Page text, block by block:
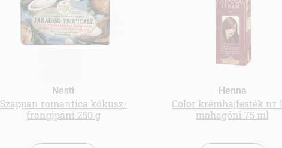
Nesti
Szappan romantica kókusz-
frangipáni 250 g
Henna
Color krémhajfesték nr
mahagóni 75 ml